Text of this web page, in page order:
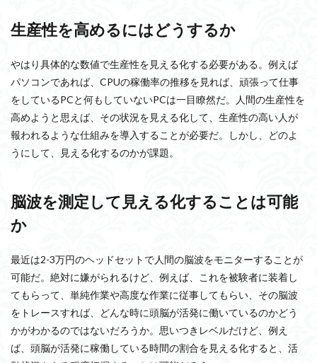
生産性を高めるにはどうするか
やはり具体的な数値で生産性を見える化する必要がある。例えば
パソコンであれば、CPUの稼働率の推移を見れば、頑張って仕事
をしているPCと何もしていないPCは一目瞭然だ。人間の生産性を
高めようと思えば、その状況を見える化して、生産性の高い人が
報われるような仕組みを導入することが必要だ。しかし、どのよ
うにして、見える化するのかが課題。
脳波を測定して見える化することは可能
か
最近は2-3万円のヘッドセットで人間の脳波をモニターすることが
可能だ。絶対に嫌がられるけど、例えば、これを被験者に装着し
てもらって、単純作業や高度な作業に従事してもらい、その脳波
をトレースすれば、どんな時に頭脳が活発に働いているのかどう
かがわかるのではないだろうか。思いつきレベルだけど、例え
ば、頭脳が活発に稼働している時間の割合を見える化すると、活